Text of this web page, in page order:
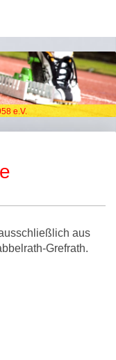
e.V.
aus
Grefrath.